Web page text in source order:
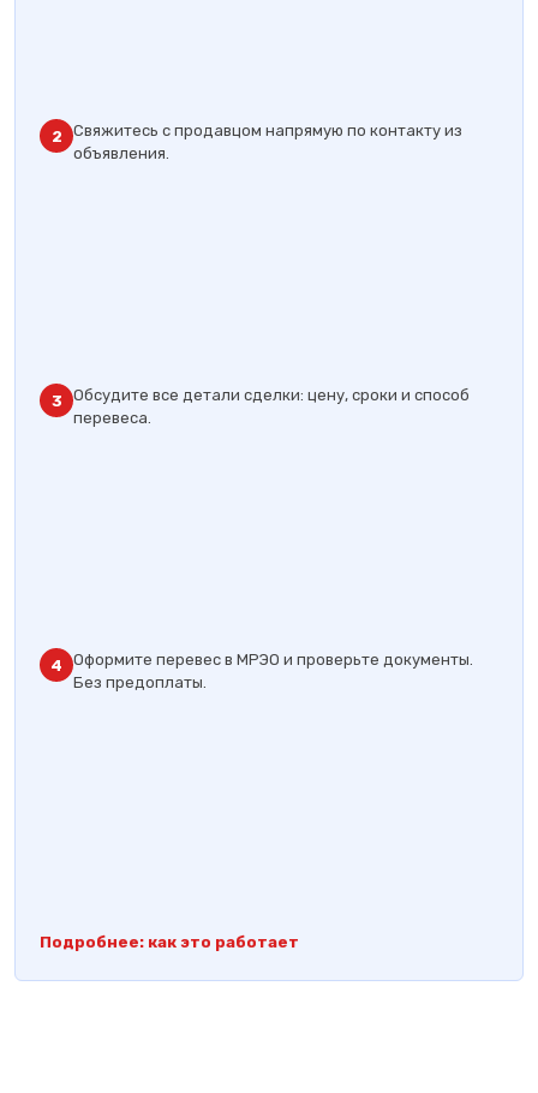
2
Свяжитесь с продавцом напрямую по контакту из
объявления.
3
Обсудите все детали сделки: цену, сроки и способ
перевеса.
4
Оформите перевес в МРЭО и проверьте документы.
Без предоплаты.
Подробнее: как это работает